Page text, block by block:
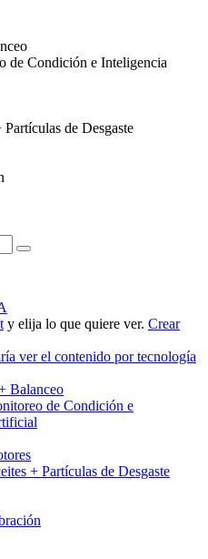
de Condición e Inteligencia
de Desgaste
y elija lo que quiere ver. Crear
ver el contenido por tecnología
Balanceo
de Condición e
+ Partículas de Desgaste